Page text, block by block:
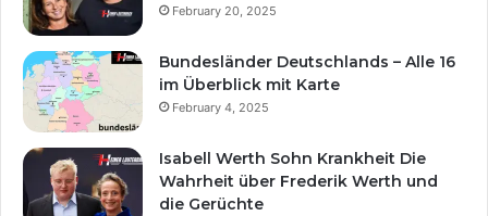
February 20, 2025
Bundesländer Deutschlands – Alle 16
im Überblick mit Karte
February 4, 2025
Isabell Werth Sohn Krankheit Die
Wahrheit über Frederik Werth und
die Gerüchte